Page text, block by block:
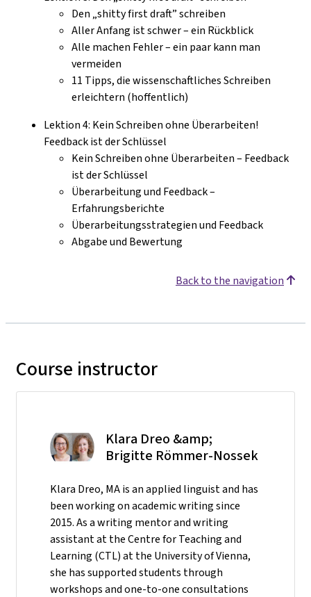
Den „shitty first draft” schreiben
Aller Anfang ist schwer – ein Rückblick
Alle machen Fehler – ein paar kann man
vermeiden
11 Tipps, die wissenschaftliches Schreiben
erleichtern (hoffentlich)
Lektion 4: Kein Schreiben ohne Überarbeiten!
Feedback ist der Schlüssel
Kein Schreiben ohne Überarbeiten – Feedback
ist der Schlüssel
Überarbeitung und Feedback –
Erfahrungsberichte
Überarbeitungsstrategien und Feedback
Abgabe und Bewertung
Back to the navigation
Course instructor
Klara Dreo &amp;
Brigitte Römmer-Nossek
Klara Dreo, MA is an applied linguist and has
been working on academic writing since
2015. As a writing mentor and writing
assistant at the Centre for Teaching and
Learning (CTL) at the University of Vienna,
she has supported students through
workshops and one-to-one consultations